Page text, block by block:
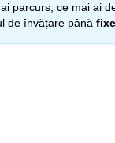
parcurs, ce mai ai
de învățare până